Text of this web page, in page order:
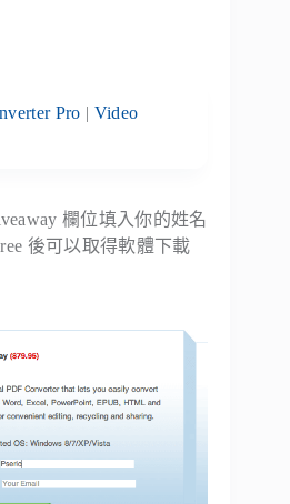
Pro | Video
欄位填入你的姓名
後可以取得軟體下載